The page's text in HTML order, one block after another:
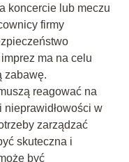
koncercie lub meczu
firmy
ma na celu
zabawę.
reagować na
w
zarządzać
skuteczna i
być